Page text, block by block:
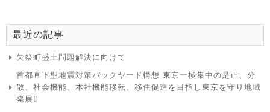
最近の記事
矢祭町盛土問題解決に向けて
首都直下型地震対策バックヤード構想 東京一極集中の是正、分
散、社会機能、本社機能移転、移住促進を目指し東京を守り地域
発展‼